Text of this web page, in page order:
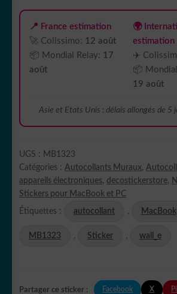
📍 France estimation
🚀 Colissimo: 12 août
📦 Mondial Relay: 17
août
🌍
estimation
✈️
📦
19 août
Asie et Etats Unis : délais allongés de 5
UGS :
MB1323
Catégories : Autocollants Muraux,
appareils électroniques, decostickerstore,
Stickers pour MacBook et PC
Étiquettes : autocollant , MacBook
MB1323 , Sticker , wall_e
Partager ce sticker : Facebook X